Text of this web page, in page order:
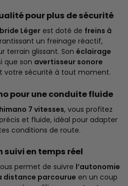
pour plus de sécurité
Léger est doté de freins à
un freinage réactif,
terrain glissant. Son éclairage
que son avertisseur sonore
votre sécurité à tout moment.
pour une conduite fluide
7 vitesses, vous profitez
et fluide, idéal pour adapter
conditions de route.
suivi en temps réel
permet de suivre l’autonomie
distance parcourue en un coup